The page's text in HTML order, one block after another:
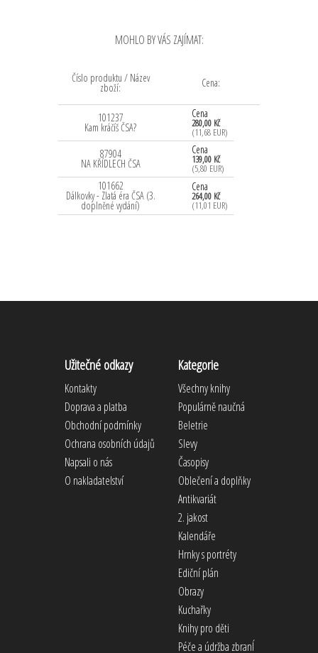
MOHLO BY VÁS ZAJÍMAT:
Číslo produktu / Název
zboží: Cena:
101237
Kam kráčíš ČSA?
Cena
280,00 Kč
(11,68 EUR)
87904
NA KŘÍDLECH ČSA
Cena
139,00 Kč
(5,80 EUR)
101662
Dálkovky - Zlatá éra ČSA (3.
doplněné vydání)
Cena
264,00 Kč
(11,01 EUR)
Užitečné odkazy
Kontakty
Doprava a platba
Obchodní podmínky
Ochrana osobních údajů
Napsali o nás
O nakladatelství
Kategorie
Všechny knihy
Populárně naučná
Beletrie
Slevy
Časopisy
Oblečení a doplňky
Antikvariát
2. jakost
Kalendáře
Hrnky s portréty
Ediční plán
Obrazy
Kuchařky
Knihy pro děti
Péče a údržba zbranÍ